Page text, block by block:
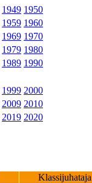
1949 1950
1959 1960
1969 1970
1979 1980
1989 1990
1999 2000
2009 2010
2019 2020
Klassijuhataja